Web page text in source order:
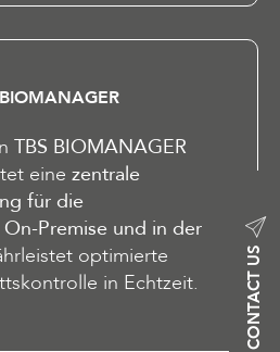
CONTACT US
TBS BIOMANAGER
eine zentrale
für die
Premise und in der
optimierte
in Echtzeit.